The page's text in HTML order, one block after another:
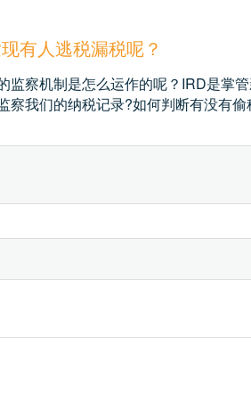
有人逃税漏税呢？
监察机制是怎么运作的呢？IRD是掌
察我们的纳税记录?如何判断有没有